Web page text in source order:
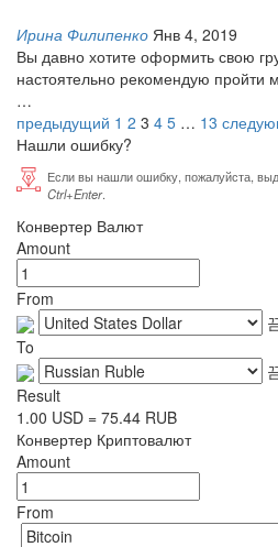
Ирина Филипенко Янв 4, 2019
Вы давно хотите оформить свою
настоятельно рекомендую пройти
…
предыдущий 1 2 3 4 5 … 13
Нашли ошибку?
Если вы нашли ошибку, пожалуйста,
Ctrl+Enter.
Конвертер Валют
Amount
From
To
Result
1.00 USD = 75.44 RUB
Конвертер Криптовалют
Amount
From